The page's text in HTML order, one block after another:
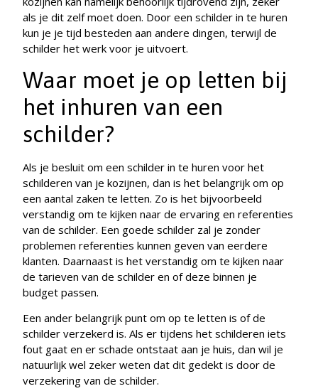
als je dit zelf moet doen. Door een schilder in te huren
kun je je tijd besteden aan andere dingen, terwijl de
schilder het werk voor je uitvoert.
Waar moet je op letten bij
het inhuren van een
schilder?
Als je besluit om een schilder in te huren voor het
schilderen van je kozijnen, dan is het belangrijk om op
een aantal zaken te letten. Zo is het bijvoorbeeld
verstandig om te kijken naar de ervaring en referenties
van de schilder. Een goede schilder zal je zonder
problemen referenties kunnen geven van eerdere
klanten. Daarnaast is het verstandig om te kijken naar
de tarieven van de schilder en of deze binnen je
budget passen.
Een ander belangrijk punt om op te letten is of de
schilder verzekerd is. Als er tijdens het schilderen iets
fout gaat en er schade ontstaat aan je huis, dan wil je
natuurlijk wel zeker weten dat dit gedekt is door de
verzekering van de schilder.